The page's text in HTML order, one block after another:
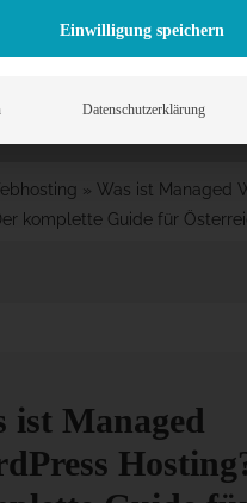
»Was ist Managed
komplette Guide für
ist Managed
Einwilligung speichern
Datenschutzerklärung